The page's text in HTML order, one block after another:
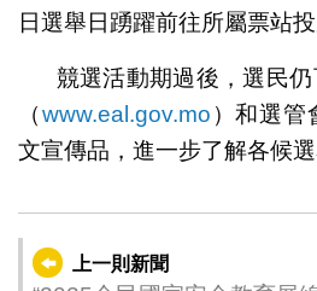
日選舉日踴躍前往所屬票站投
競選活動期過後，選民
（www.eal.gov.mo ）和選管
文宣傳品，進一步了解各候選
上一則新聞